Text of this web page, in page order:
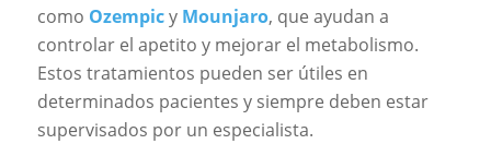
como Ozempicy Mounjaro, que ayudan a
controlar el apetito y mejorar el metabolismo.
Estos tratamientos pueden ser útiles en
determinados pacientes y siempre deben estar
supervisados por un especialista.